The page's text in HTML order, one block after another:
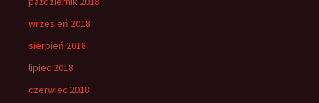
wrzesień 2018
sierpień 2018
lipiec 2018
czerwiec 2018